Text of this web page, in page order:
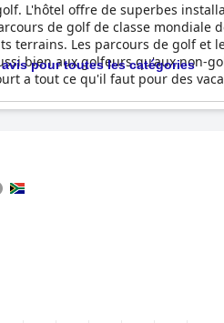
L'hôtel offre de superbes
de golf de classe mondiale
terrains. Les parcours de golf
bien aux golfeurs qu'aux non-
a tout ce qu'il faut pour des
pour toutes les catégories